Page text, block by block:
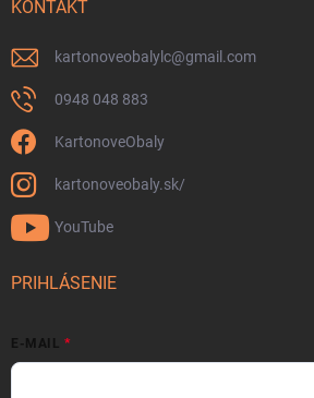
KONTAKT
kartonoveobalylc@gmail.com
0948 048 883
KartonoveObaly
kartonoveobaly.sk/
YouTube
PRIHLÁSENIE
E-MAIL